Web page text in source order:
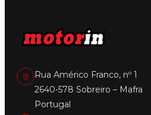
Rua Américo Franco, nº 1
2640-578 Sobreiro – Mafra
Portugal